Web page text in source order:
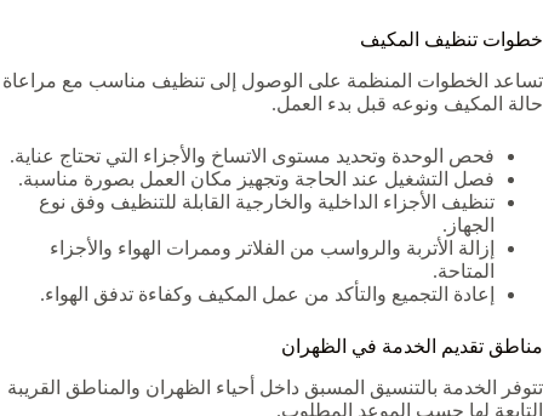
خطوات تنظيف المكيف
تساعد الخطوات المنظمة على الوصول إلى تنظيف مناسب مع مراعاة
حالة المكيف ونوعه قبل بدء العمل.
فحص الوحدة وتحديد مستوى الاتساخ والأجزاء التي تحتاج عناية.
فصل التشغيل عند الحاجة وتجهيز مكان العمل بصورة مناسبة.
تنظيف الأجزاء الداخلية والخارجية القابلة للتنظيف وفق نوع
الجهاز.
إزالة الأتربة والرواسب من الفلاتر وممرات الهواء والأجزاء
المتاحة.
إعادة التجميع والتأكد من عمل المكيف وكفاءة تدفق الهواء.
مناطق تقديم الخدمة في الظهران
تتوفر الخدمة بالتنسيق المسبق داخل أحياء الظهران والمناطق القريبة
التابعة لها حسب الموعد المطلوب.